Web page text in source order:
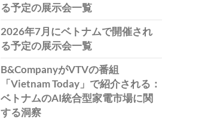
る予定の展示会一覧
2026年7月にベトナムで開催され
る予定の展示会一覧
B&CompanyがVTVの番組
「Vietnam Today」で紹介される：
ベトナムのAI統合型家電市場に関
する洞察